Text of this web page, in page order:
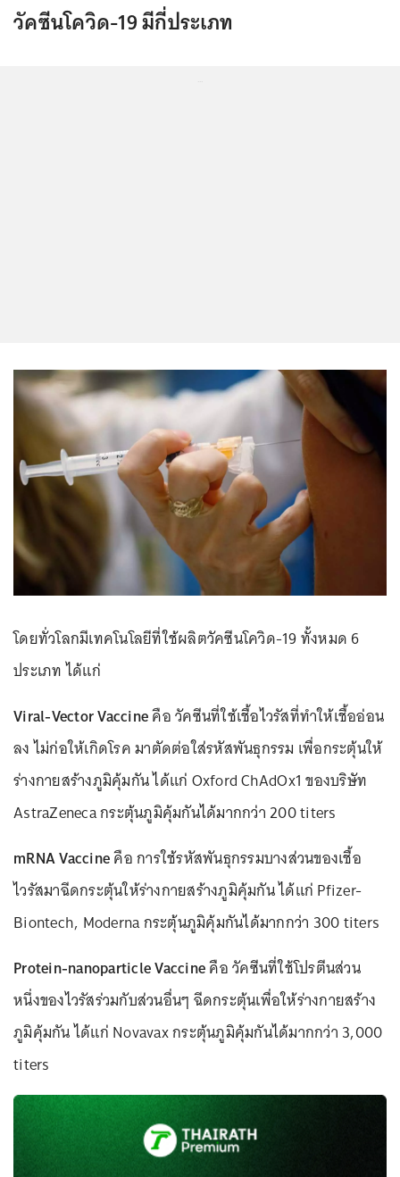
วัคซีนโควิด-19 มีกี่ประเภท
โดยทั่วโลกมีเทคโนโลยีที่ใช้ผลิตวัคซีนโควิด-19 ทั้งหมด 6
ประเภท ได้แก่
Viral-Vector Vaccineคือ วัคซีนที่ใช้เชื้อไวรัสที่ทำให้เชื้ออ่อน
ลง ไม่ก่อให้เกิดโรค มาตัดต่อใส่รหัสพันธุกรรม เพื่อกระตุ้นให้
ร่างกายสร้างภูมิคุ้มกัน ได้แก่ Oxford ChAdOx1 ของบริษัท
AstraZeneca กระตุ้นภูมิคุ้มกันได้มากกว่า 200 titers
mRNA Vaccineคือ การใช้รหัสพันธุกรรมบางส่วนของเชื้อ
ไวรัสมาฉีดกระตุ้นให้ร่างกายสร้างภูมิคุ้มกัน ได้แก่ Pfizer-
Biontech, Moderna กระตุ้นภูมิคุ้มกันได้มากกว่า 300 titers
Protein-nanoparticle Vaccineคือ วัคซีนที่ใช้โปรตีนส่วน
หนึ่งของไวรัสร่วมกับส่วนอื่นๆ ฉีดกระตุ้นเพื่อให้ร่างกายสร้าง
ภูมิคุ้มกัน ได้แก่ Novavax กระตุ้นภูมิคุ้มกันได้มากกว่า 3,000
titers